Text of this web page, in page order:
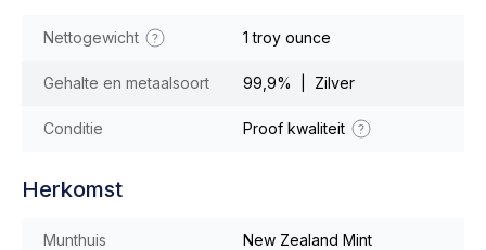
Nettogewicht 1 troy ounce
Gehalte en metaalsoort 99,9% | Zilver
Conditie Proof kwaliteit
Herkomst
Munthuis New Zealand Mint